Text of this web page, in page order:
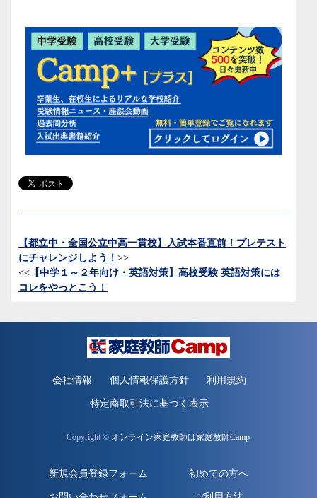
【都立中・全国公立中高一貫校】入試本番直前！プレテスト
にチャレンジしよう！ >>
<<【中学１～２年向け・英語対策】高校受験 英語対策には
コレをやっとこう！
会社情報 個人情報保護方針 利用規約
特定商取引法に基づく表示
Copyright © オンライン家庭教師は家庭教師Camp
新規会員登録フォーム 初めての方へ